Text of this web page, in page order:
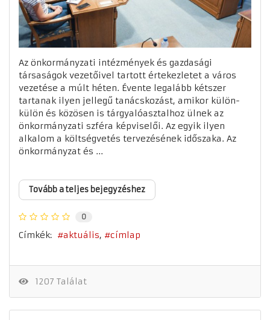
Az önkormányzati intézmények és gazdasági
társaságok vezetőivel tartott értekezletet a város
vezetése a múlt héten. Évente legalább kétszer
tartanak ilyen jellegű tanácskozást, amikor külön-
külön és közösen is tárgyalóasztalhoz ülnek az
önkormányzati szféra képviselői. Az egyik ilyen
alkalom a költségvetés tervezésének időszaka. Az
önkormányzat és ...
Tovább a teljes bejegyzéshez
0
Címkék: aktuális címlap
1207 Találat